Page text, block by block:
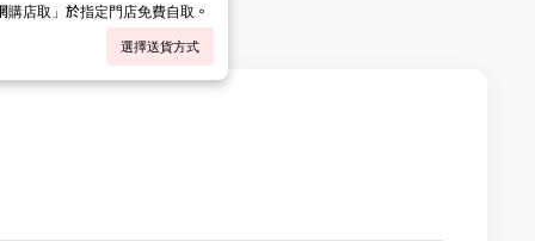
店取」於指定門店免費自取。
選擇送貨方式